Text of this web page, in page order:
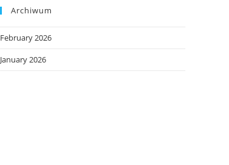
Archiwum
February 2026
January 2026